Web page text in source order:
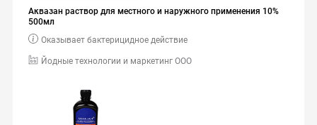
Аквазан раствор для местного и наружного применения 10%
500мл
Йодные технологии и маркетинг ООО
Оказывает бактерицидное действие